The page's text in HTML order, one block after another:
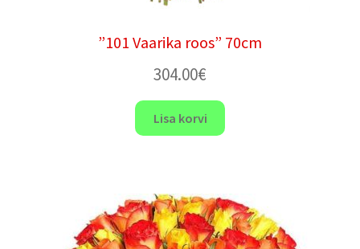
”101 Vaarika roos” 70cm
304.00€
Lisa korvi